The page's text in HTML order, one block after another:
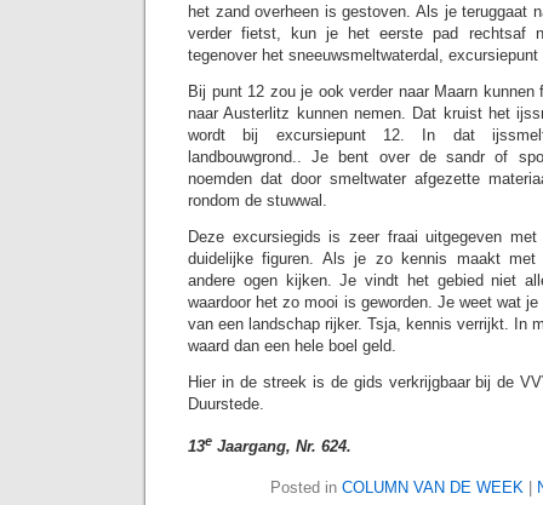
het zand overheen is gestoven. Als je teruggaat
verder fietst, kun je het eerste pad rechtsaf
tegenover het sneeuwsmeltwaterdal, excursiepunt
Bij punt 12 zou je ook verder naar Maarn
naar Austerlitz kunnen nemen. Dat kruist het
wordt bij excursiepunt 12. In dat
landbouwgrond.. Je bent over de sandr of
noemden dat door smeltwater afgezette
rondom de stuwwal.
Deze excursiegids is zeer fraai uitgegeven
duidelijke figuren. Als je zo kennis maakt
andere ogen kijken. Je vindt het gebied niet
waardoor het zo mooi is geworden. Je weet wat
van een landschap rijker. Tsja, kennis verrijkt. In
waard dan een hele boel geld.
Hier in de streek is de gids verkrijgbaar bij de
Duurstede.
13e Jaargang, Nr. 624.
Posted in COLUMN VAN DE WEEK